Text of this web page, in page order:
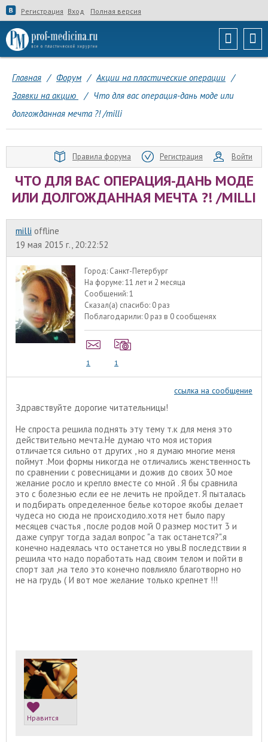
Регистрация Вход Полная версия
Главная / Форум / Акции на пластические операции /
Заявки на акцию
/ Что для вас операция-дань моде или
долгожданная мечта ?! /milli
Правила форума Регистрация Войти
ЧТО ДЛЯ ВАС ОПЕРАЦИЯ-ДАНЬ МОДЕ
ИЛИ ДОЛГОЖДАННАЯ МЕЧТА ?! /MILLI
milli offline
19 мая 2015 г., 20:22:52
Город: Санкт-Петербург
На форуме:11 лет и 2 месяца
Сообщений:1
Сказал(а) спасибо: 0 раз
Поблагодарили: 0 раз в 0 сообщенях
1 1
ссылка на сообщение
Здравствуйте дорогие читательницы!
Не спроста решила поднять эту тему т.к для меня это
действительно мечта.Не думаю что моя история
отличается сильно от других , но я думаю многие меня
поймут .Мои формы никогда не отличались женственность
по сравнении с ровесницами и дожив до своих 30 мое
желание росло и крепло вместе со мной . Я бы сравнила
это с болезнью если ее не лечить не пройдет. Я пыталась
и подбирать определенное белье которое якобы делает
чудеса но сюда не происходило.хотя нет было пару
месяцев счастья , после родов мой 0 размер мостит 3 и
даже супруг тогда задал вопрос "а так останется?".я
конечно надеялась что останется но увы.В последствии я
решила что надо поработать над своим телом и пойти в
спорт зал ,на тело это конечно повлияло благотворно но
не на грудь ( И вот мое желание только крепнет !!!
Нравится